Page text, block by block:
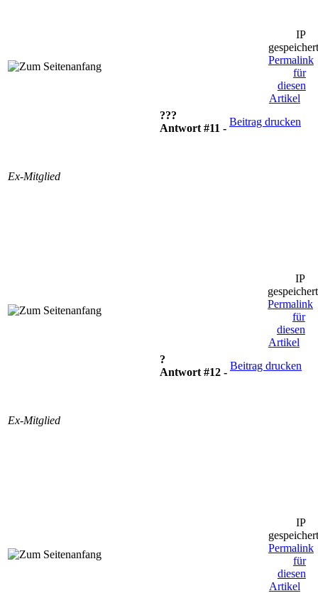
IP
gespeichert
Permalink
für
diesen
Artikel
Ex-Mitglied
???
Antwort #11 -
Beitrag drucken
IP
gespeichert
Permalink
für
diesen
Artikel
Ex-Mitglied
?
Antwort #12 -
Beitrag drucken
IP
gespeichert
Permalink
für
diesen
Artikel